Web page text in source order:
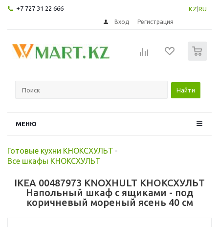
+7 727 31 22 666 KZ RU
Вход Регистрация
Найти
МЕНЮ
Готовые кухни КНОКСХУЛЬТ -
Все шкафы КНОКСХУЛЬТ
IKEA 00487973 KNOXHULT КНОКСХУЛЬТ
Напольный шкаф с ящиками - под
коричневый мореный ясень 40 см